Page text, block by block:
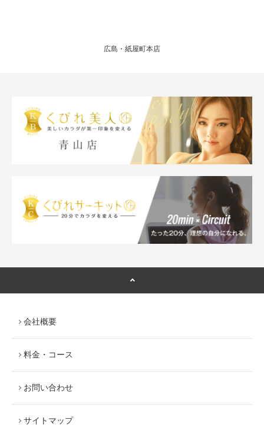
広島・紙屋町本店
会社概要
料金・コース
お問い合わせ
サイトマップ